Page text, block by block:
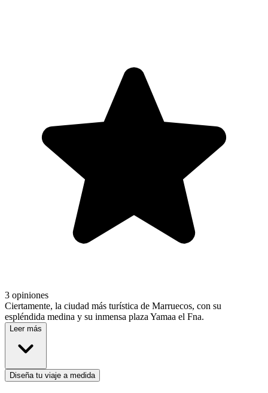
3 opiniones
Ciertamente, la ciudad más turística de Marruecos, con su
espléndida medina y su inmensa plaza Yamaa el Fna.
Leer más
Diseña tu viaje a medida